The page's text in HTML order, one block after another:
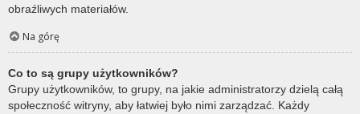
obraźliwych materiałów.
Na górę
Co to są grupy użytkowników?
Grupy użytkowników, to grupy, na jakie administratorzy dzielą całą
społeczność witryny, aby łatwiej było nimi zarządzać. Każdy